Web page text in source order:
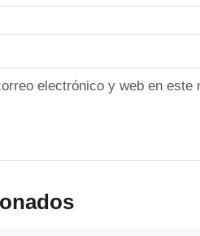
electrónico y web en